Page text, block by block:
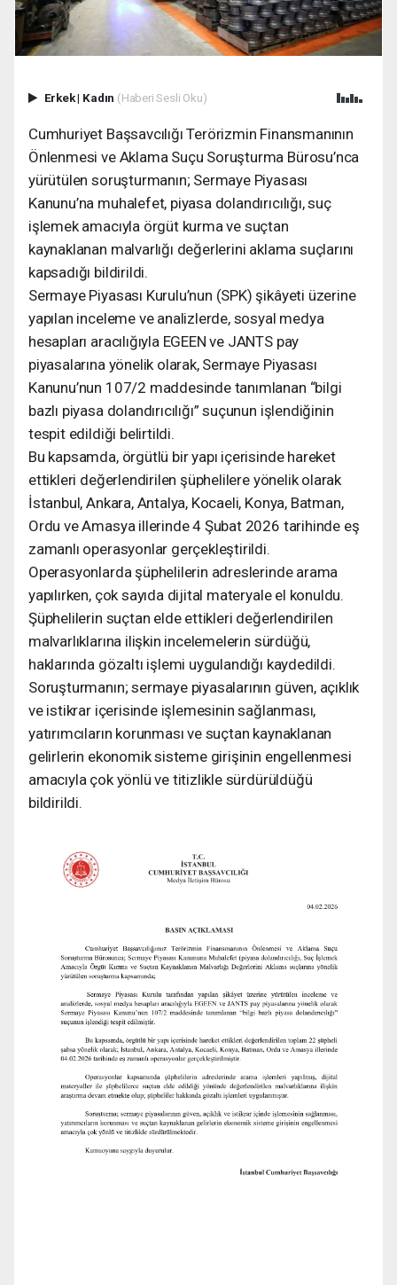
Erkek| Kadın (Haberi Sesli Oku)
Cumhuriyet Başsavcılığı Terörizmin Finansmanının
Önlenmesi ve Aklama Suçu Soruşturma Bürosu’nca
yürütülen soruşturmanın; Sermaye Piyasası
Kanunu’na muhalefet, piyasa dolandırıcılığı, suç
işlemek amacıyla örgüt kurma ve suçtan
kaynaklanan malvarlığı değerlerini aklama suçlarını
kapsadığı bildirildi.
Sermaye Piyasası Kurulu’nun (SPK) şikâyeti üzerine
yapılan inceleme ve analizlerde, sosyal medya
hesapları aracılığıyla EGEEN ve JANTS pay
piyasalarına yönelik olarak, Sermaye Piyasası
Kanunu’nun 107/2 maddesinde tanımlanan “bilgi
bazlı piyasa dolandırıcılığı” suçunun işlendiğinin
tespit edildiği belirtildi.
Bu kapsamda, örgütlü bir yapı içerisinde hareket
ettikleri değerlendirilen şüphelilere yönelik olarak
İstanbul, Ankara, Antalya, Kocaeli, Konya, Batman,
Ordu ve Amasya illerinde 4 Şubat 2026 tarihinde eş
zamanlı operasyonlar gerçekleştirildi.
Operasyonlarda şüphelilerin adreslerinde arama
yapılırken, çok sayıda dijital materyale el konuldu.
Şüphelilerin suçtan elde ettikleri değerlendirilen
malvarlıklarına ilişkin incelemelerin sürdüğü,
haklarında gözaltı işlemi uygulandığı kaydedildi.
Soruşturmanın; sermaye piyasalarının güven, açıklık
ve istikrar içerisinde işlemesinin sağlanması,
yatırımcıların korunması ve suçtan kaynaklanan
gelirlerin ekonomik sisteme girişinin engellenmesi
amacıyla çok yönlü ve titizlikle sürdürüldüğü
bildirildi.